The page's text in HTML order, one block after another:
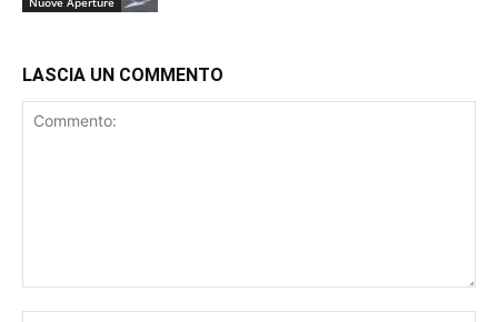
LASCIA UN COMMENTO